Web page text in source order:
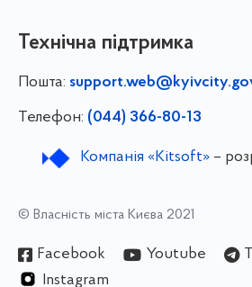
Технічна підтримка
Пошта:
Телефон: (044) 366-80-13
Компанія «Kitsoft»–
© Власність міста Києва 2021
Facebook Youtube
Instagram